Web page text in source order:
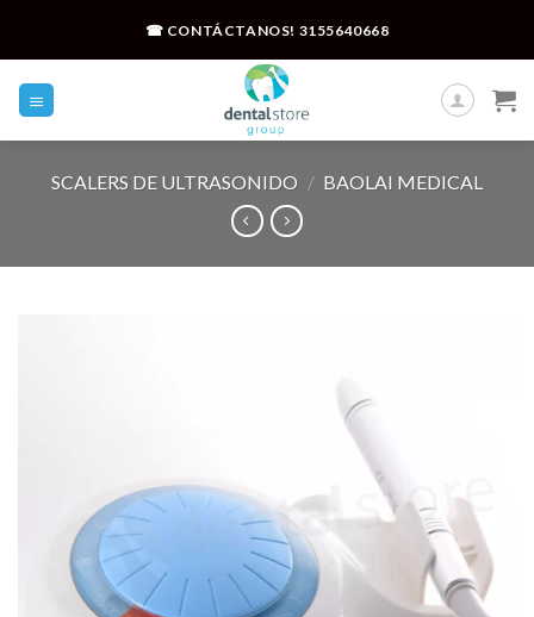
☎ CONTÁCTANOS! 3155640668
SCALERS DE ULTRASONIDO / BAOLAI MEDICAL